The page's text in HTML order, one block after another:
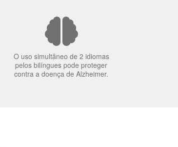
O uso simultâneo de 2 idiomas
pelos bilíngues pode proteger
contra a doença de Alzheimer.